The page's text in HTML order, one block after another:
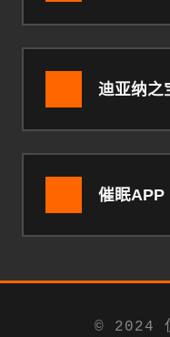
迪亚纳之
催眠APP
© 2024